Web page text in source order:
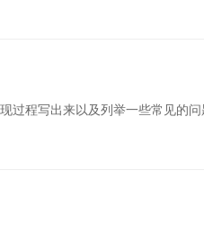
过程写出来以及列举一些常见的